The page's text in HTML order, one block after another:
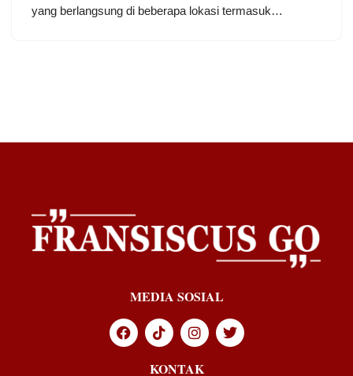
yang berlangsung di beberapa lokasi termasuk…
MEDIA SOSIAL
KONTAK